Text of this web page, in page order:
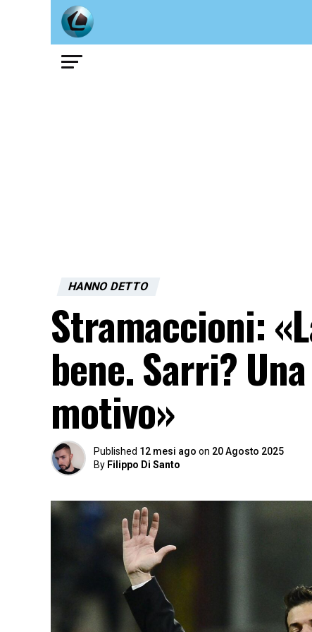
HANNO DETTO
Stramaccioni:
bene. Sarri?
motivo»
Published 12 mesi ago on 20 Agosto 2025
By Filippo Di Santo